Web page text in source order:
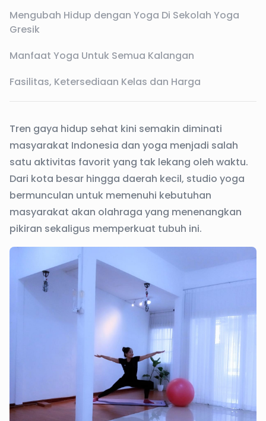
Mengubah Hidup dengan Yoga Di Sekolah Yoga
Gresik
Manfaat Yoga Untuk Semua Kalangan
Fasilitas, Ketersediaan Kelas dan Harga
Tren gaya hidup sehat kini semakin diminati
masyarakat Indonesia dan yoga menjadi salah
satu aktivitas favorit yang tak lekang oleh waktu.
Dari kota besar hingga daerah kecil, studio yoga
bermunculan untuk memenuhi kebutuhan
masyarakat akan olahraga yang menenangkan
pikiran sekaligus memperkuat tubuh ini.